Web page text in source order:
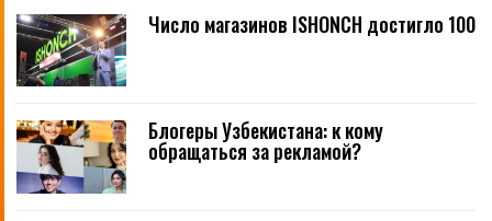
Число магазинов ISHONCH достигло 100
Блогеры Узбекистана: к кому
обращаться за рекламой?